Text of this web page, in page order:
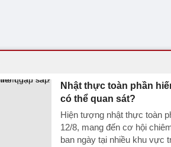
Nhật thực toàn phần
có thể quan sát?
Hiện tượng nhật thực toàn
12/8, mang đến cơ hội
ban ngày tại nhiều khu vực